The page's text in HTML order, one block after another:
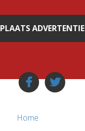
PLAATS ADVERTENTIE
Home